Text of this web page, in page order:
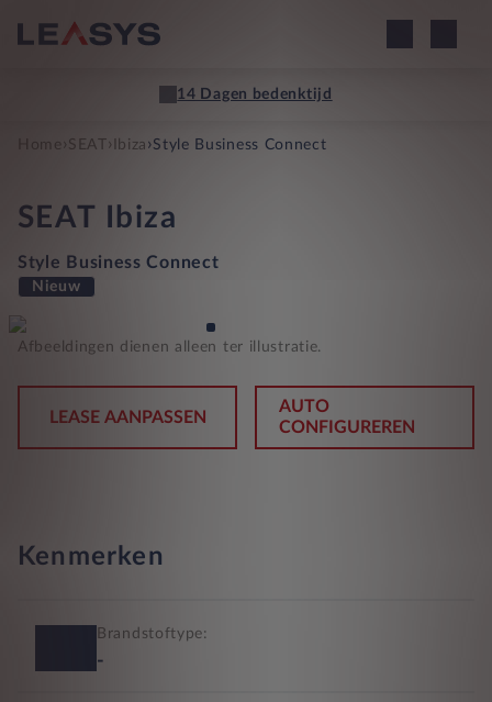
14 Dagen bedenktijd
Home SEAT › Ibiza ›Style Business Connect
SEAT Ibiza
Style Business Connect
Nieuw
Afbeeldingen dienen alleen ter illustratie.
LEASE AANPASSEN
AUTO
CONFIGUREREN
Kenmerken
Brandstoftype:
-